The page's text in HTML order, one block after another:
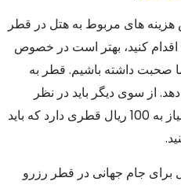
های مربوط به هتل در قطر
کنید، بهتر است در خصوص
صحبت داشته باشیم. قطر به
از سوی دیگر باید در نظر
داشته باشید که دریافت این ویزا نیاز به 100 ریال قطری دارد که باید
جام جهانی در قطر رزرو